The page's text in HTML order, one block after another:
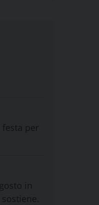
festa per
in